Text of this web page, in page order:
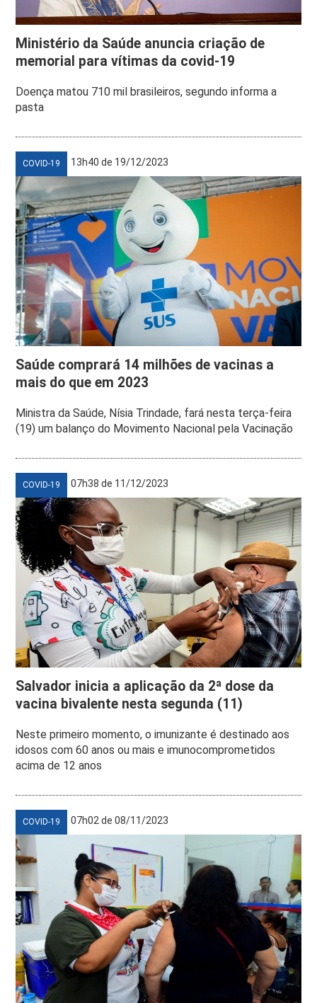
Ministério da Saúde anuncia criação de
memorial para vítimas da covid-19
Doença matou 710 mil brasileiros, segundo informa a
pasta
COVID-19 13h40 de 19/12/2023
Saúde comprará 14 milhões de vacinas a
mais do que em 2023
Ministra da Saúde, Nísia Trindade, fará nesta terça-feira
(19) um balanço do Movimento Nacional pela Vacinação
COVID-19 07h38 de 11/12/2023
Salvador inicia a aplicação da 2ª dose da
vacina bivalente nesta segunda (11)
Neste primeiro momento, o imunizante é destinado aos
idosos com 60 anos ou mais e imunocomprometidos
acima de 12 anos
COVID-19 07h02 de 08/11/2023